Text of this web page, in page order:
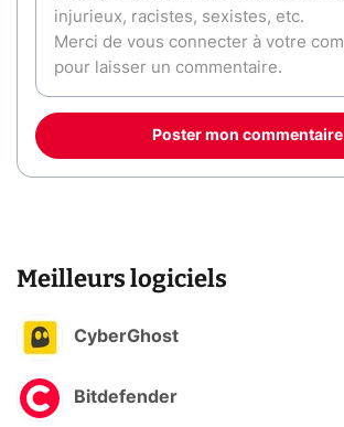
Poster mon commentaire
Meilleurs logiciels
CyberGhost
Bitdefender